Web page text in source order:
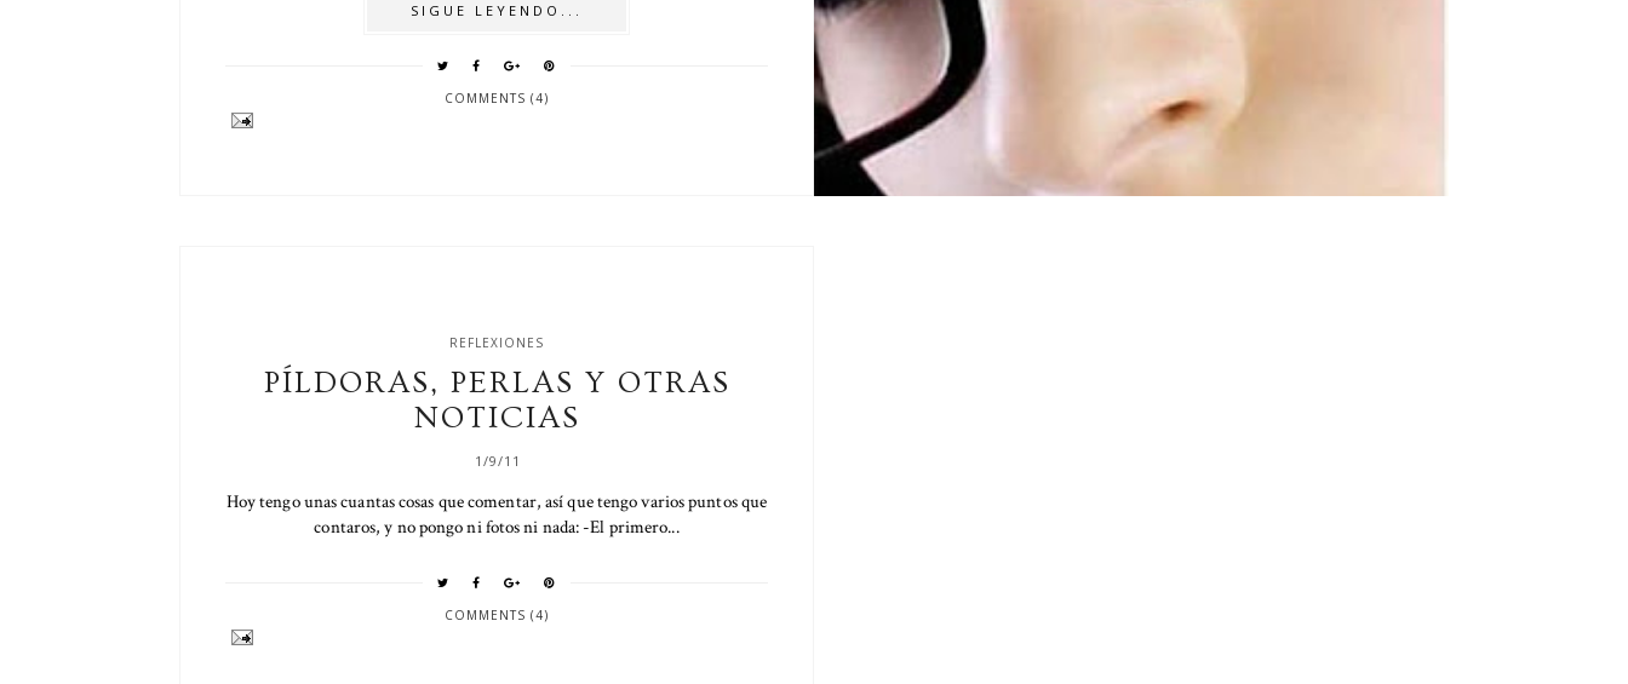
SIGUE LEYENDO...
COMMENTS (4)
REFLEXIONES
PÍLDORAS, PERLAS Y OTRAS
NOTICIAS
1/9/11
Hoy tengo unas cuantas cosas que comentar, así que tengo varios puntos que
contaros, y no pongo ni fotos ni nada: -El primero...
COMMENTS (4)